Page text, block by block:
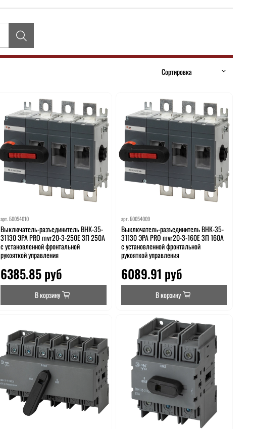
арт.Б0054010
Выключатель-разъединитель ВНК-35-
31130 ЭРА PRO mvr20-3-250E 3П 250А
с установленной фронтальной
рукояткой управления
6385.85 руб
В корзину
арт.Б0054009
Выключатель-разъединитель ВНК-35-
31130 ЭРА PRO mvr20-3-160E 3П 160А
с установленной фронтальной
рукояткой управления
6089.91 руб
В корзину